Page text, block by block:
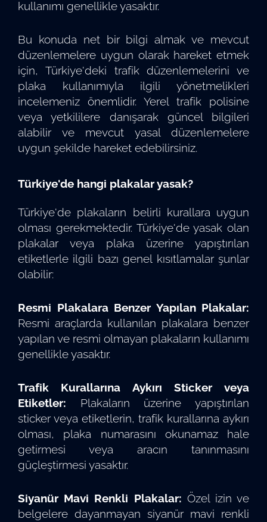
kullanımı genellikle yasaktır.
Bu konuda net bir bilgi almak ve mevcut
düzenlemelere uygun olarak hareket etmek
için, Türkiye'deki trafik düzenlemelerini ve
plaka kullanımıyla ilgili yönetmelikleri
incelemeniz önemlidir. Yerel trafik polisine
veya yetkililere danışarak güncel bilgileri
alabilir ve mevcut yasal düzenlemelere
uygun şekilde hareket edebilirsiniz.
Türkiye'de hangi plakalar yasak?
Türkiye'de plakaların belirli kurallara uygun
olması gerekmektedir. Türkiye'de yasak olan
plakalar veya plaka üzerine yapıştırılan
etiketlerle ilgili bazı genel kısıtlamalar şunlar
olabilir:
Resmi Plakalara Benzer Yapılan Plakalar:
Resmi araçlarda kullanılan plakalara benzer
yapılan ve resmi olmayan plakaların kullanımı
genellikle yasaktır.
Trafik Kurallarına Aykırı Sticker veya
Etiketler: Plakaların üzerine yapıştırılan
sticker veya etiketlerin, trafik kurallarına aykırı
olması, plaka numarasını okunamaz hale
getirmesi veya aracın tanınmasını
güçleştirmesi yasaktır.
Siyanür Mavi Renkli Plakalar: Özel izin ve
belgelere dayanmayan siyanür mavi renkli